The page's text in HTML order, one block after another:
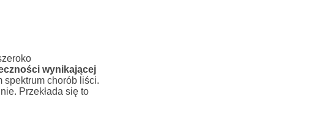
wynikającej
spektrum chorób liści.
Przekłada się to